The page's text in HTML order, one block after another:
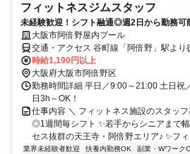
フィットネスジムスタッフ
未経験歓迎！シフト融通◎週2日から勤務可
大阪市阿倍野屋内プール
交通・アクセス 谷町線「阿倍野」駅より
「天王寺駅」より徒歩8分 / 近鉄「大阪阿
時給1,190円以上
大阪府大阪市阿倍野区
勤務時間詳細 平日／9:00～21:00 土日祝
日3h～OK！
仕事内容 ＼ フィットネス施設のスタッ
◎1週間毎シフト ✨若手からシニアまで
セス抜群の天王寺・阿倍野エリア♪ ✨フ
業界未経験者歓迎 扶養内勤務OK 副業・Wワーク